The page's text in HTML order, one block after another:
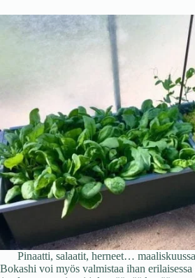
Pinaatti, salaatit, herneet…
Bokashi voi myös valmistaa ihan erilaisessa